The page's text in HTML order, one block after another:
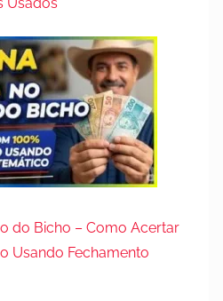
Usados
do Bicho – Como Acertar
Usando Fechamento